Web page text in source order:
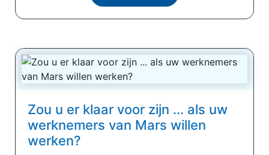
Zou u er klaar voor zijn ... als uw
werknemers van Mars willen
werken?